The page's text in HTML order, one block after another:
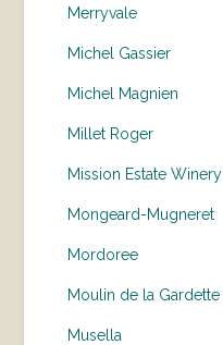
Merryvale
Michel Gassier
Michel Magnien
Millet Roger
Mission Estate Winery
Mongeard-Mugneret
Mordoree
Moulin de la Gardette
Musella